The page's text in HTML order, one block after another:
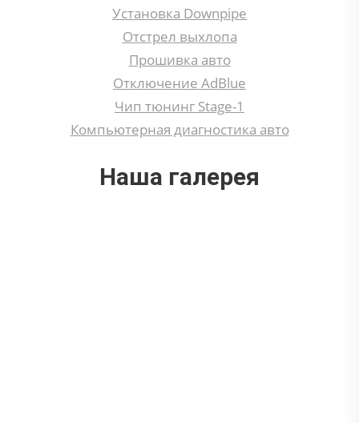
Установка Downpipe
Отстрел выхлопа
Прошивка авто
Отключение AdBlue
Чип тюнинг Stage-1
Компьютерная диагностика авто
Наша галерея